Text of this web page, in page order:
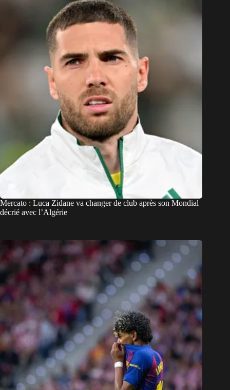
Mercato : Luca Zidane va changer de club après son Mondial
décrié avec l’Algérie